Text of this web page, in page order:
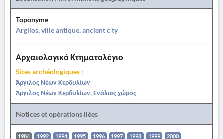
Toponyme
Argilos, ville antique, ancient city
Αρχαιολογικό Κτηματολόγιο
Sites archéologiques :
Άργιλος Νέων Κερδυλίων
Άργιλος Νέων Κερδυλίων, Ενάλιος χώρος
Notices et opérations liées
1984 1992 1994 1995 1996 1997 1998 1999
2000